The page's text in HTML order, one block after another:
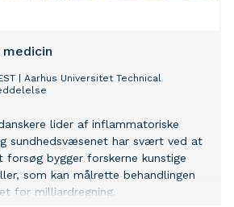
Aarhus Universitet Technical
lider af inflammatoriske
sundhedsvæsenet har svært ved at
bygger forskerne kunstige
som kan målrette behandlingen
for milliardregning.